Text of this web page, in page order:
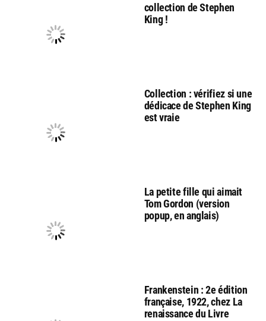
collection de Stephen
King !
Collection : vérifiez si une
dédicace de Stephen King
est vraie
La petite fille qui aimait
Tom Gordon (version
popup, en anglais)
Frankenstein : 2e édition
française, 1922, chez La
renaissance du Livre